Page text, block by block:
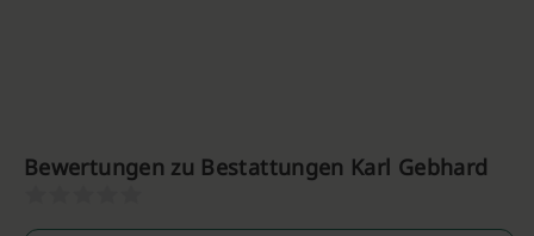
Bewertungen zu Bestattungen Karl Gebhard